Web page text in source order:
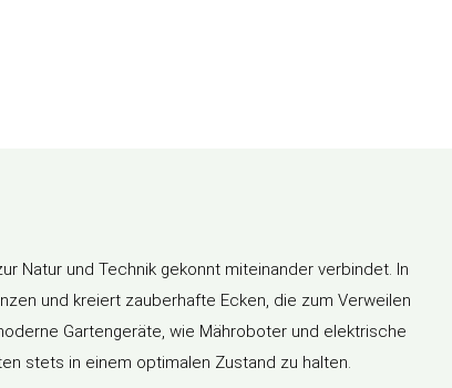
Natur und Technik gekonnt miteinander verbindet. In
und kreiert zauberhafte Ecken, die zum Verweilen
Gartengeräte, wie Mähroboter und elektrische
stets in einem optimalen Zustand zu halten.